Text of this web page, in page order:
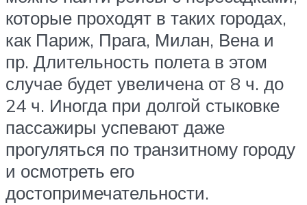
которые проходят в таких городах,
как Париж, Прага, Милан, Вена и
пр. Длительность полета в этом
случае будет увеличена от 8 ч. до
24 ч. Иногда при долгой стыковке
пассажиры успевают даже
прогуляться по транзитному городу
и осмотреть его
достопримечательности.